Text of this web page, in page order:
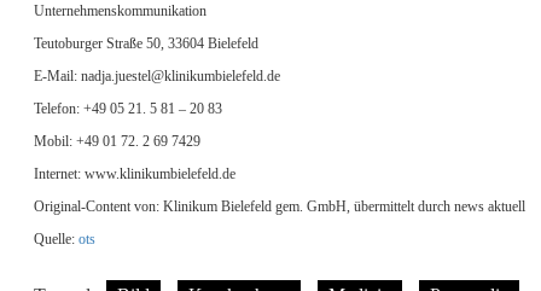
Unternehmenskommunikation
Teutoburger Straße 50, 33604 Bielefeld
E-Mail: nadja.juestel@klinikumbielefeld.de
Telefon: +49 05 21. 5 81 – 20 83
Mobil: +49 01 72. 2 69 7429
Internet: www.klinikumbielefeld.de
Original-Content von: Klinikum Bielefeld gem. GmbH, übermittelt durch news aktuell
Quelle: ots